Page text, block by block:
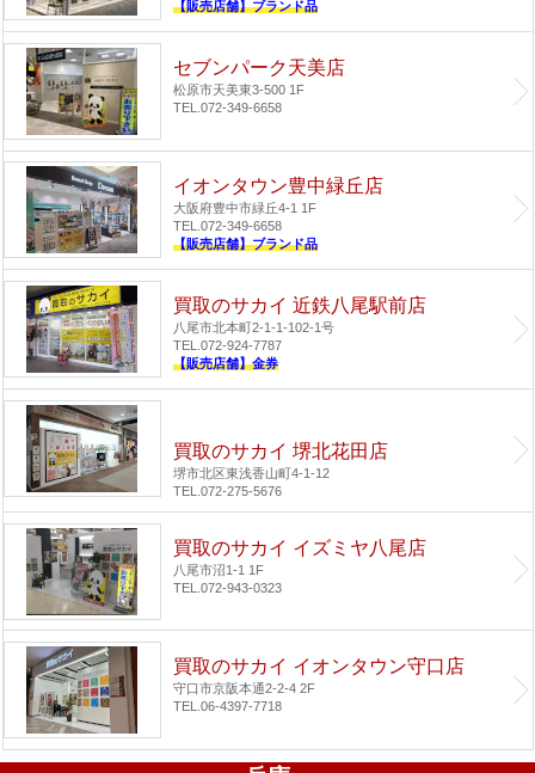
【販売店舗】ブランド品
セブンパーク天美店
松原市天美東3-500 1F
TEL.072-349-6658
イオンタウン豊中緑丘店
大阪府豊中市緑丘4-1 1F
TEL.072-349-6658
【販売店舗】ブランド品
買取のサカイ 近鉄八尾駅前店
八尾市北本町2-1-1-102-1号
TEL.072-924-7787
【販売店舗】金券
買取のサカイ 堺北花田店
堺市北区東浅香山町4-1-12
TEL.072-275-5676
買取のサカイ イズミヤ八尾店
八尾市沼1-1 1F
TEL.072-943-0323
買取のサカイ イオンタウン守口店
守口市京阪本通2-2-4 2F
TEL.06-4397-7718